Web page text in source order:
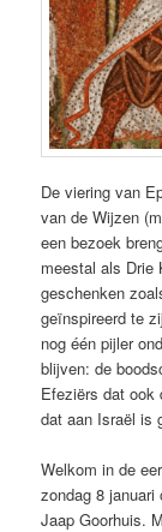
De viering van
van de Wijzen
een bezoek
meestal als Drie
geschenken
geïnspireerd te
nog één pijler
blijven: de
Efeziërs dat ook
dat aan Israël is
Welkom in de
zondag 8 januari
Jaap Goorhuis.